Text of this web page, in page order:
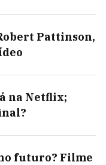
Pattinson,
na Netflix;
futuro? Filme